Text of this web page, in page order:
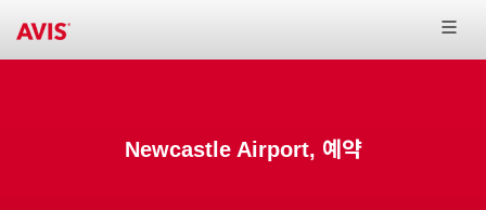
Newcastle Airport, 예약